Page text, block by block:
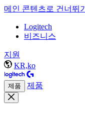
메인 콘텐츠로 건너뛰기
Logitech
비즈니스
지원
KR,ko
제품 제품